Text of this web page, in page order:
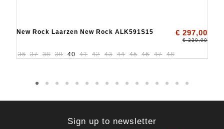
New Rock Laarzen New Rock ALK591S15 € 297,00
€ 330,00
36 37 38 39 40 41 42 43 44 45 46 47 48
Sign up to newsletter